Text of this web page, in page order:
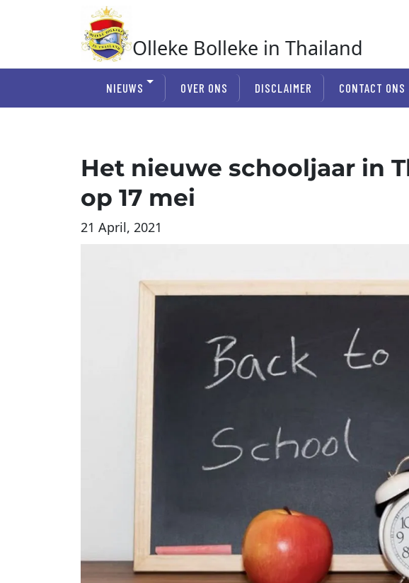
Olleke Bolleke in Thailand
NIEUWS OVER ONS DISCLAIMER CONTACT ONS
Het nieuwe schooljaar in
op 17 mei
21 April, 2021